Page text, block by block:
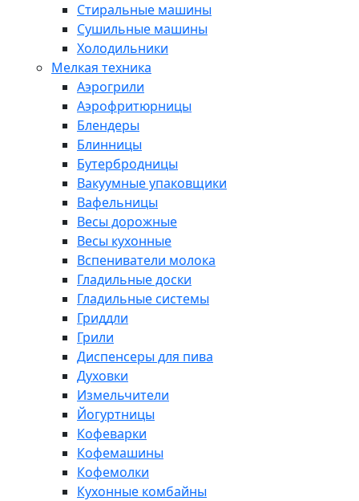
Стиральные машины
Сушильные машины
Холодильники
Мелкая техника
Аэрогрили
Аэрофритюрницы
Блендеры
Блинницы
Бутербродницы
Вакуумные упаковщики
Вафельницы
Весы дорожные
Весы кухонные
Вспениватели молока
Гладильные доски
Гладильные системы
Гриддли
Грили
Диспенсеры для пива
Духовки
Измельчители
Йогуртницы
Кофеварки
Кофемашины
Кофемолки
Кухонные комбайны